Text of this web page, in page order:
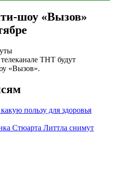
шоу «Вызов»
ТНТ будут
«Вызов».
пользу для здоровья
Стюарта Литтла снимут